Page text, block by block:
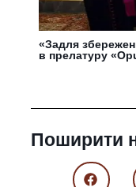
«Задля
в прелатуру
Поширити